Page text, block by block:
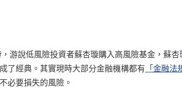
游說低風險投資者蘇杏璇購入高風險基金，蘇
了經典。其實現時大部分金融機構都有 「金融法
必要損失的風險。